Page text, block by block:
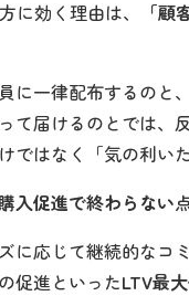
に効く理由は、
「
に一律配布するのと
て届けるのとでは、
はなく「気の利い
入促進で終わらない
に応じて継続的なコ
促進といったLTV最